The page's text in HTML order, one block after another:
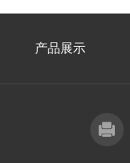
产品展示